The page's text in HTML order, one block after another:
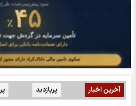
آخرین اخبار پربازدید